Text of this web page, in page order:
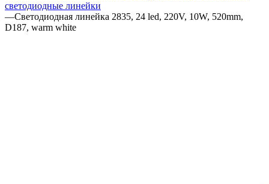
светодиодные линейки
—Светодиодная линейка 2835, 24 led, 220V, 10W, 520mm,
D187, warm white